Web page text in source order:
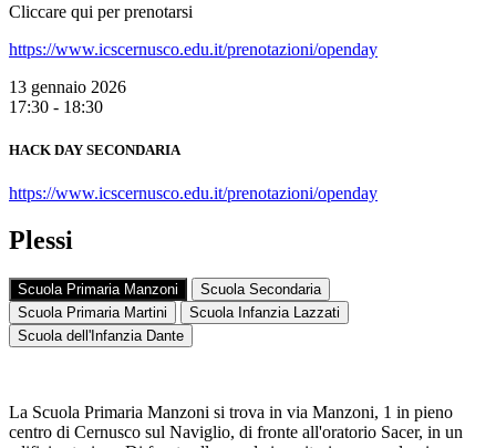
Cliccare qui per prenotarsi
https://www.icscernusco.edu.it/prenotazioni/openday
13 gennaio 2026
17:30 - 18:30
HACK DAY SECONDARIA
https://www.icscernusco.edu.it/prenotazioni/openday
Plessi
Scuola Primaria Manzoni
Scuola Secondaria
Scuola Primaria Martini
Scuola Infanzia Lazzati
Scuola dell'Infanzia Dante
La Scuola Primaria Manzoni si trova in via Manzoni, 1 in pieno
centro di Cernusco sul Naviglio, di fronte all'oratorio Sacer, in un